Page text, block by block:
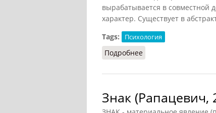
вырабатывается в совместной
характер. Существует в
Tags:
Психология
Подробнее
Знак (Рапацевич,